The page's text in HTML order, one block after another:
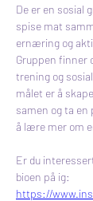
De er en sosial
spise mat
ernæring og
Gruppen finner
trening og
målet er å
samen og ta en
å lære mer om
Er du
bioen på ig:
https://